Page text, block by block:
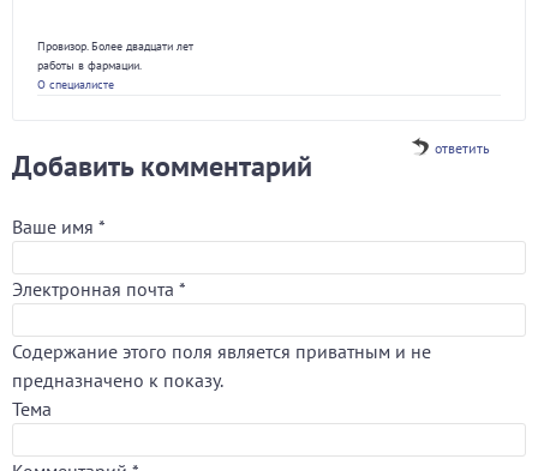
Провизор. Более двадцати лет
работы в фармации.
О специалисте
ответить
Добавить комментарий
Ваше имя *
Электронная почта *
Содержание этого поля является приватным и не
предназначено к показу.
Тема